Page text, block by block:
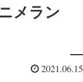
メラン
2021.06.15